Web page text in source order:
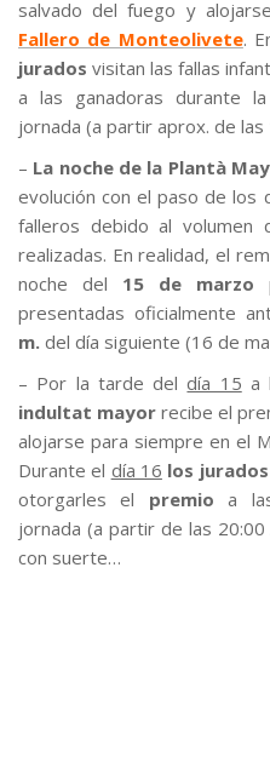
salvado del fuego y
Fallero de Monteolivete.
jurados visitan las fallas
a las ganadoras durante
jornada (a partir aprox. de las
– La noche de la Plantà
evolución con el paso de
falleros debido al volumen
realizadas. En realidad, el
noche del 15 de marzo
presentadas oficialmente
m. del día siguiente (16 de
– Por la tarde deldía 15 a
indultat mayor recibe el
alojarse para siempre en el
Durante el día 16 los jurados
otorgarles el premio a
jornada (a partir de las
con suerte…